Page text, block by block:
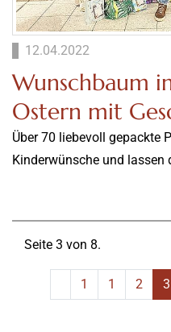
12.04.2022
Wunschbaum
Ostern mit
Über 70 liebevoll gepackte
Kinderwünsche und lassen
Seite 3 von 8.
1 1 2 3